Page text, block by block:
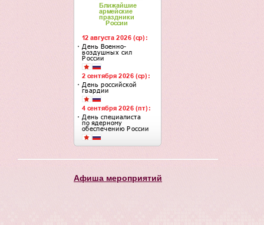
Афиша мероприятий